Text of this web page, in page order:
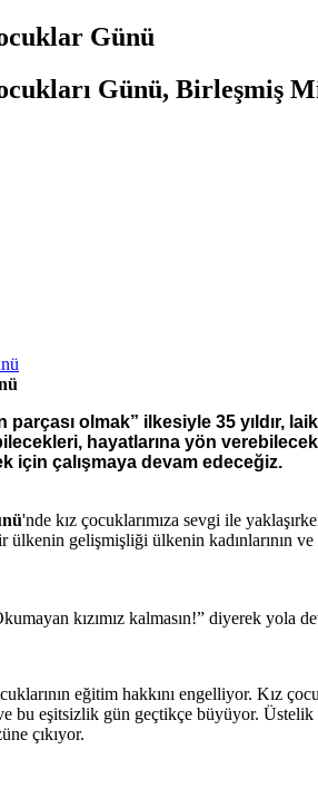
Günü
Günü, Birleşmiş
olmak” ilkesiyle 35 yıldır,
hayatlarına yön
için çalışmaya devam edeceğiz.
'nde kız çocuklarımıza sevgi ile
ülkenin gelişmişliği ülkenin kadınlarının
kızımız kalmasın!” diyerek yola
eğitim hakkını engelliyor. Kız
bu eşitsizlik gün geçtikçe büyüyor.
çıkıyor.